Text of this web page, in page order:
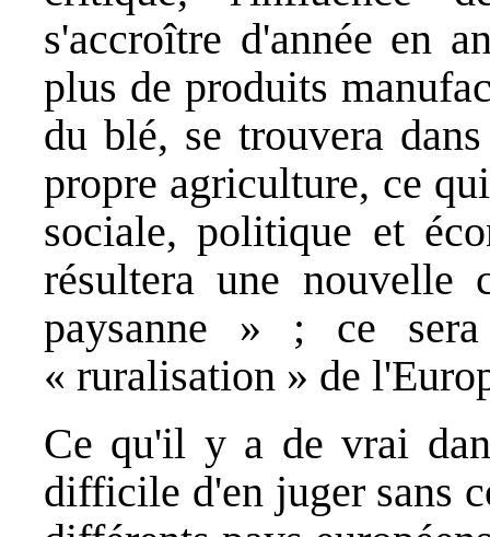
s'accroître d'année en
plus de produits
du blé, se trouvera
propre agriculture, ce
sociale, politique et
résultera une
paysanne » ; ce
« ruralisation » de
Ce qu'il y a de vrai
difficile d'en juger sans